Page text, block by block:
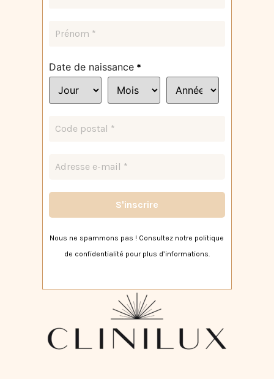
Date de naissance *
Nous ne spammons pas ! Consultez notre politique
de confidentialité pour plus d’informations.